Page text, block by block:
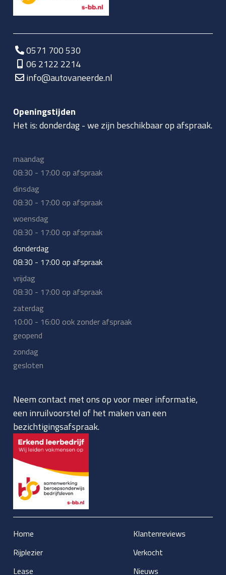
0571 700 530
06 2122 2214
info@autovaneerde.nl
Openingstijden
Het is:donderdag-we zijn beschikbaar op afspraak.
maandag
08:30 - 17:00 op afspraak
dinsdag
08:30 - 17:00 op afspraak
woensdag
08:30 - 17:00 op afspraak
donderdag
08:30 - 17:00 op afspraak
vrijdag
08:30 - 17:00 op afspraak
zaterdag
10:00 - 16:00 ook zonder afspraak
geopend
zondag
gesloten
Neem contact met ons op voor meer informatie,
een inruilvoorstel of het maken van een
bezichtigingsafspraak.
Home
Rijplezier
Lease
Klantenreviews
Verkocht
Nieuws